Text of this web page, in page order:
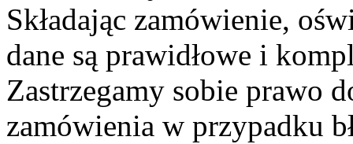
Składając zamówienie,
dane są prawidłowe i
Zastrzegamy sobie prawo
zamówienia w przypadku